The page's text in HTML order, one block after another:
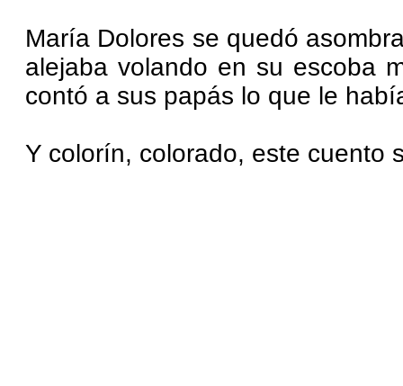
María Dolores se quedó
alejaba volando en su escoba
contó a sus papás lo que le
Y colorín, colorado, este cuento